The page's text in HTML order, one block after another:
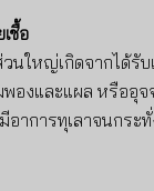
ชื้อ
นใหญ่เกิดจากได้รับ
องและแผล หรืออุจ
อาการทุเลาจนกร